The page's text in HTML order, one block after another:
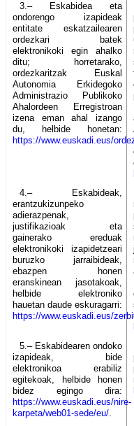
3.– Eskabidea eta
ondorengo izapideak
entitate eskatzailearen
ordezkari batek
elektronikoki egin ahalko
ditu; horretarako,
ordezkaritzak Euskal
Autonomia Erkidegoko
Administrazio Publikoko
Ahalordeen Erregistroan
izena eman ahal izango
du, helbide honetan:
https://www.euskadi.eus/
4.– Eskabideak,
erantzukizunpeko
adierazpenak,
justifikazioak eta
gainerako ereduak
elektronikoki izapidetzeari
buruzko jarraibideak,
ebazpen honen
eranskinean jasotakoak,
helbide elektroniko
hauetan daude eskuragarri:
https://www.euskadi.eus/
5.– Eskabidearen ondoko
izapideak, bide
elektronikoa erabiliz
egitekoak, helbide honen
bidez egingo dira:
https://www.euskadi.eus/nire-
karpeta/web01-sede/eu/.